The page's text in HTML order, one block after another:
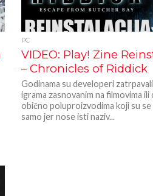
PC
VIDEO: Play! Zine
– Chronicles of Riddick
Godinama su developeri
igrama zasnovanim na filmovima ili
obično poluproizvodima koji su
samo jer nose isti naziv...